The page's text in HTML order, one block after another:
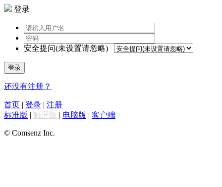
登录
安全提问(未设置请忽略)
登录
还没有注册？
首页 | 登录 | 注册
标准版 | 触屏版 | 电脑版 | 客户端
© Comsenz Inc.